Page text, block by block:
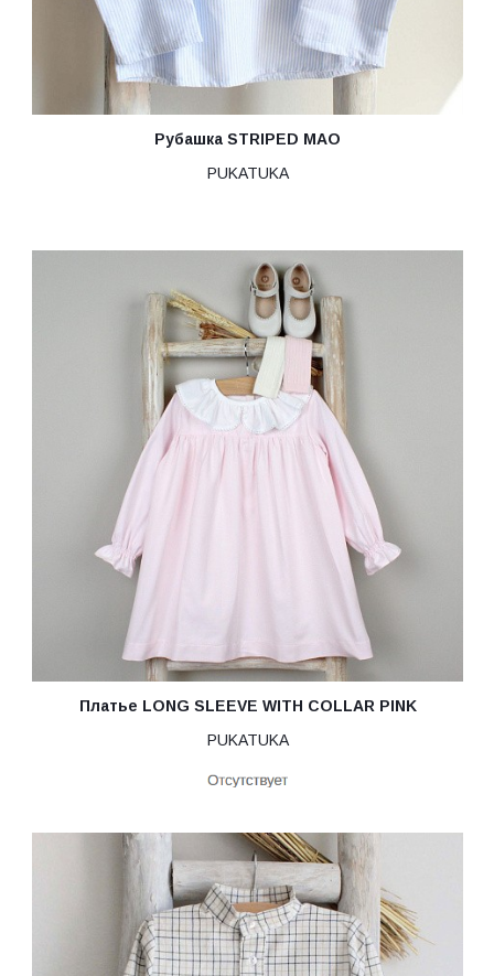
Рубашка STRIPED MAO
PUKATUKA
Платье LONG SLEEVE WITH COLLAR PINK
PUKATUKA